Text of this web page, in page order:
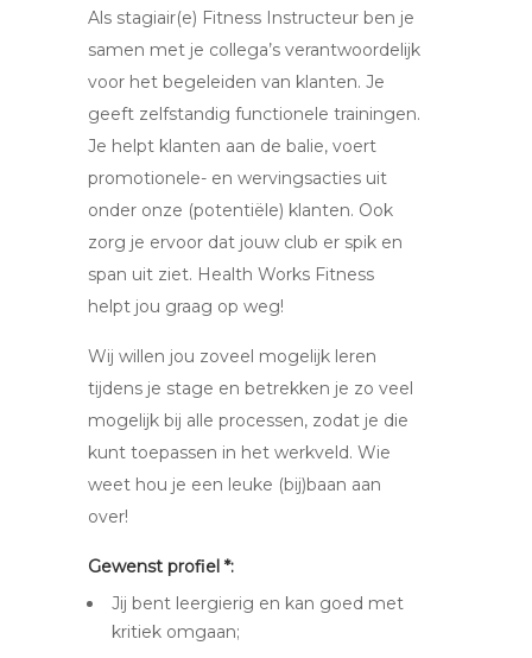
Als stagiair(e) Fitness Instructeur ben je
samen met je collega’s verantwoordelijk
voor het begeleiden van klanten. Je
geeft zelfstandig functionele trainingen.
Je helpt klanten aan de balie, voert
promotionele- en wervingsacties uit
onder onze (potentiële) klanten. Ook
zorg je ervoor dat jouw club er spik en
span uit ziet. Health Works Fitness
helpt jou graag op weg!
Wij willen jou zoveel mogelijk leren
tijdens je stage en betrekken je zo veel
mogelijk bij alle processen, zodat je die
kunt toepassen in het werkveld. Wie
weet hou je een leuke (bij)baan aan
over!
Gewenst profiel *:
Jij bent leergierig en kan goed met
kritiek omgaan;